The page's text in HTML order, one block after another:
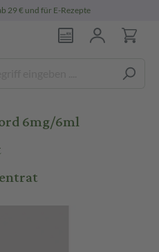
29 € und für E-Rezepte
6mg/6ml